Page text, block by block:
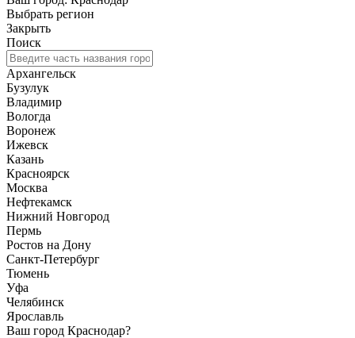
Выбрать регион
Закрыть
Поиск
Архангельск
Бузулук
Владимир
Вологда
Воронеж
Ижевск
Казань
Красноярск
Москва
Нефтекамск
Нижний Новгород
Пермь
Ростов на Дону
Санкт-Петербург
Тюмень
Уфа
Челябинск
Ярославль
Ваш город Краснодар?